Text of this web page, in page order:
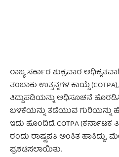
ರಾಜ್ಯ ಸರ್ಕಾರ ಶುಕ್ರವಾರ
ತಂಬಾಕು ಉತ್ಪನ್ನಗಳ ಕಾಯ್ದೆ
ತಿದ್ದುಪಡಿಯನ್ನು ಅಧಿಸೂಚನೆ
ಬಳಕೆಯನ್ನು ತಡೆಯುವ ಗುರಿಯನ್ನು
ಇದು ಹೊಂದಿದೆ. COTPA (ಕರ್ನಾಟಕ
ರಂದು ರಾಷ್ಟ್ರಪತಿ ಅಂಕಿತ ಹಾಕಿದ್ದು,
ಪ್ರಕಟಿಸಲಾಯಿತು.